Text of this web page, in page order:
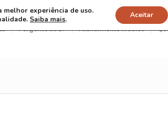
Pergunte ao Dr Atendimento Médico
melhor experiência de uso.
Saiba mais. Aceitar